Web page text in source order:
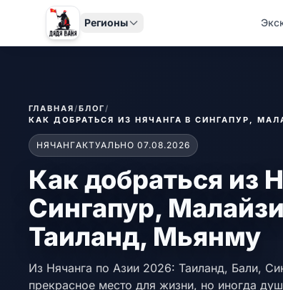
Регионы
ГЛАВНАЯ/БЛОГ/
КАК ДОБРАТЬСЯ ИЗ НЯЧАНГА В СИНГАПУР,
НЯЧАНГАКТУАЛЬНО 07.08.2026
Как добраться из
Сингапур,
Таиланд, Мьянму
Из Нячанга по Азии 2026: Таиланд, Бали,
прекрасное место для жизни, но иногда